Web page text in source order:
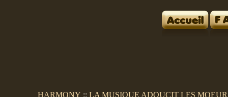
HARMONY :: LA MUSIQUE ADOUCIT LES